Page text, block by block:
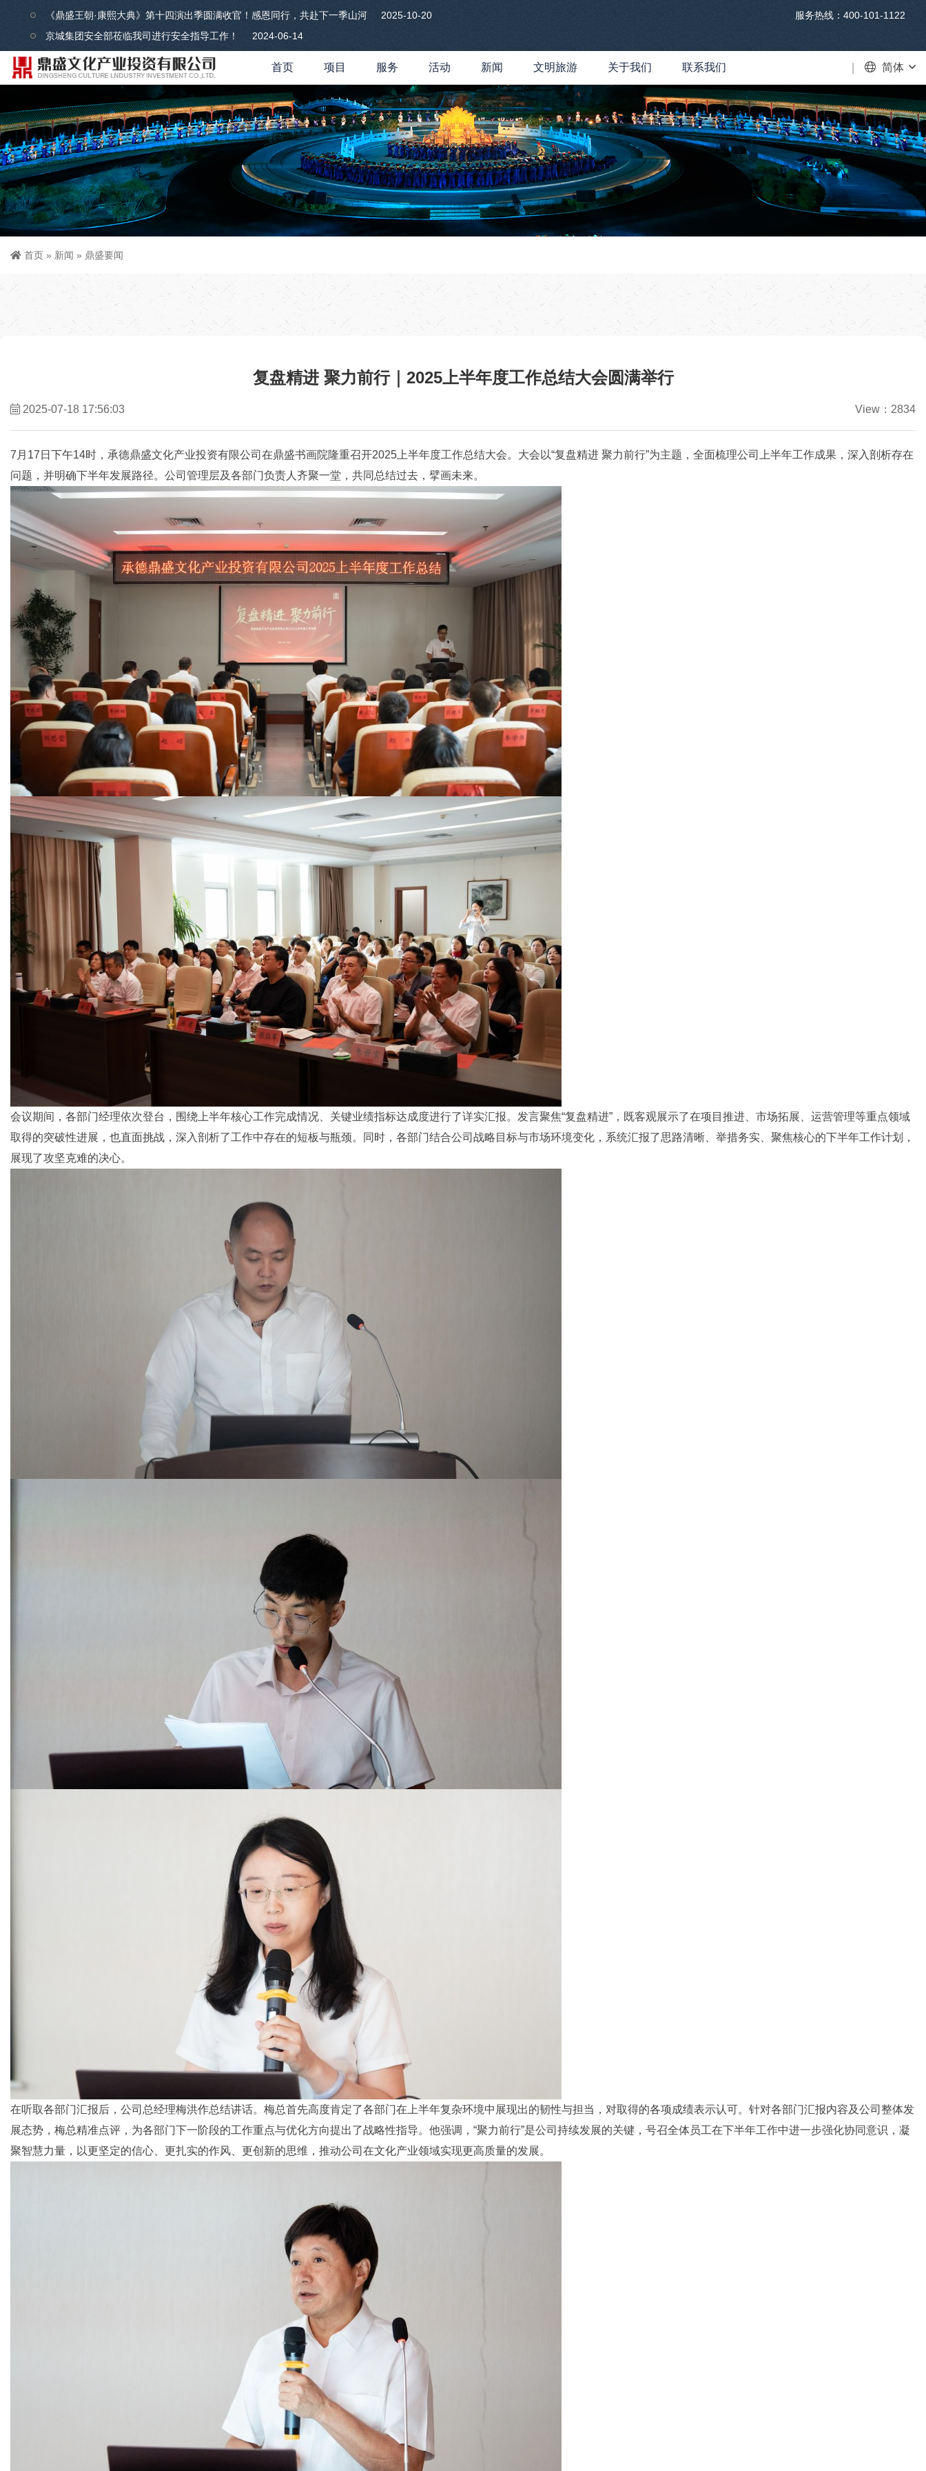
2025-10-20
《鼎盛王朝·康熙大典》第十四演出季圆满收官！感恩同行，共赴下一季山河
2024-06-14
京城集团安全部莅临我司进行安全指导工作！
服务热线：400-101-1122
首页 项目 服务 活动 新闻 文明旅游 关于我们 联系我们 简体
首页 » 新闻 » 鼎盛要闻
复盘精进 聚力前行｜2025上半年度工作总结大会圆满举行
View：2834
2025-07-18 17:56:03
7月17日下午14时，承德鼎盛文化产业投资有限公司在鼎盛书画院隆重召开2025上半年度工作总结大会。大会以“复盘精进 聚力前行”为主题，全面梳理公司上半年工作成果，深入剖析存在
问题，并明确下半年发展路径。公司管理层及各部门负责人齐聚一堂，共同总结过去，擘画未来。
会议期间，各部门经理依次登台，围绕上半年核心工作完成情况、关键业绩指标达成度进行了详实汇报。发言聚焦“复盘精进”，既客观展示了在项目推进、市场拓展、运营管理等重点领域
取得的突破性进展，也直面挑战，深入剖析了工作中存在的短板与瓶颈。同时，各部门结合公司战略目标与市场环境变化，系统汇报了思路清晰、举措务实、聚焦核心的下半年工作计划，
展现了攻坚克难的决心。
在听取各部门汇报后，公司总经理梅洪作总结讲话。梅总首先高度肯定了各部门在上半年复杂环境中展现出的韧性与担当，对取得的各项成绩表示认可。针对各部门汇报内容及公司整体发
展态势，梅总精准点评，为各部门下一阶段的工作重点与优化方向提出了战略性指导。他强调，“聚力前行”是公司持续发展的关键，号召全体员工在下半年工作中进一步强化协同意识，凝
聚智慧力量，以更坚定的信心、更扎实的作风、更创新的思维，推动公司在文化产业领域实现更高质量的发展。